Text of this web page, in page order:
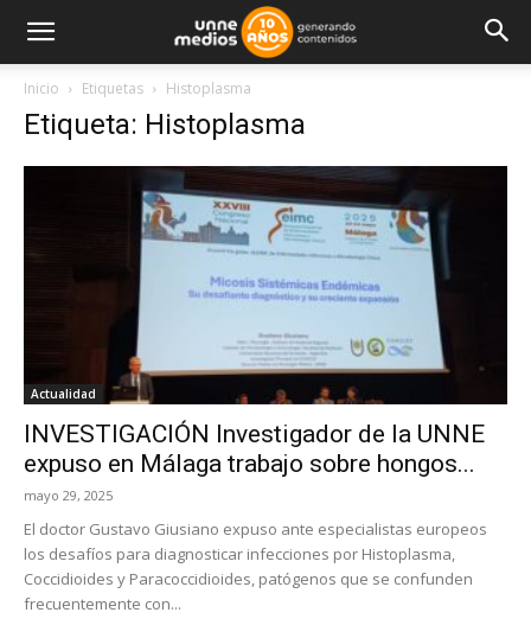
Inicio Etiquetas Histoplasma
Etiqueta: Histoplasma
Actualidad
INVESTIGACIÓN Investigador de la UNNE
expuso en Málaga trabajo sobre hongos...
mayo 29, 2025
El doctor Gustavo Giusiano expuso ante especialistas europeos
los desafíos para diagnosticar infecciones por Histoplasma,
Coccidioides y Paracoccidioides, patógenos que se confunden
frecuentemente con...